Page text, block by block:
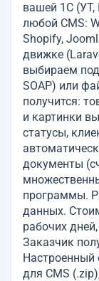
вашей 1С (УТ,
любой CMS:
Shopify,
движке
выбираем под
SOAP) или
получится:
и картинки
статусы,
документы
программы.
данных.
рабочих
Заказчик
Настроенный
для CMS